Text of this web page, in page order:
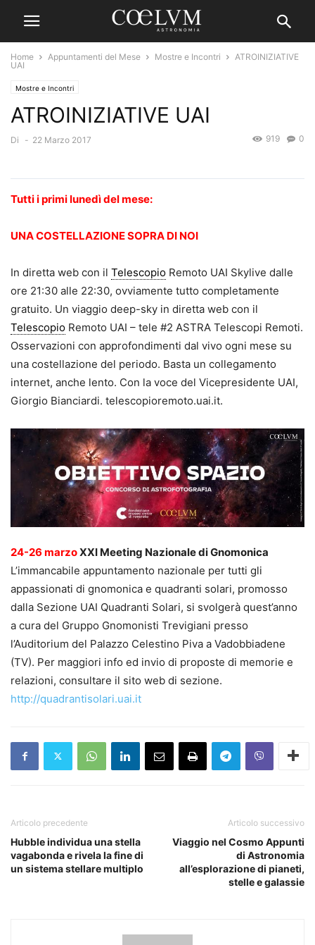
Home Appuntamenti del Mese Mostre e Incontri
ATROINIZIATIVE
UAI
Mostre e Incontri
ATROINIZIATIVE UAI
Di - 22 Marzo 2017 0
919
Tutti i primi lunedì del mese:
UNA COSTELLAZIONE SOPRA DI NOI
In diretta web con il Telescopio Remoto UAI Skylive dalle
ore 21:30 alle 22:30, ovviamente tutto completamente
gratuito. Un viaggio deep-sky in diretta web con il
Telescopio Remoto UAI – tele #2 ASTRA Telescopi Remoti.
Osservazioni con approfondimenti dal vivo ogni mese su
una costellazione del periodo. Basta un collegamento
internet, anche lento. Con la voce del Vicepresidente UAI,
Giorgio Bianciardi. telescopioremoto.uai.it.
24-26 marzoXXI Meeting Nazionale di Gnomonica
L’immancabile appuntamento nazionale per tutti gli
appassionati di gnomonica e quadranti solari, promosso
dalla Sezione UAI Quadranti Solari, si svolgerà quest’anno
a cura del Gruppo Gnomonisti Trevigiani presso
l’Auditorium del Palazzo Celestino Piva a Vadobbiadene
(TV). Per maggiori info ed invio di proposte di memorie e
relazioni, consultare il sito web di sezione.
http://quadrantisolari.uai.it
Articolo precedente
Hubble individua una stella
vagabonda e rivela la fine di
un sistema stellare multiplo
Articolo successivo
Viaggio nel Cosmo Appunti
di Astronomia
all’esplorazione di pianeti,
stelle e galassie